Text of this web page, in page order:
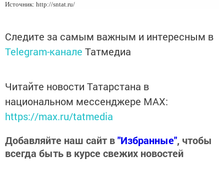
Источник: http://sntat.ru/
Следите за самым важным и интересным в
Telegram-канале Татмедиа
Читайте новости Татарстана в
национальном мессенджере MАХ:
https://max.ru/tatmedia
Добавляйте наш сайт в"Избранные", чтобы
всегда быть в курсе свежих новостей